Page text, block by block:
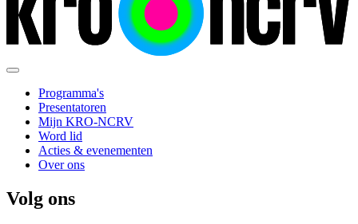
Programma's
Presentatoren
Mijn KRO-NCRV
Word lid
Acties & evenementen
Over ons
Volg ons